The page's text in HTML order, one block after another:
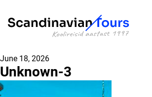
June 18, 2026
Unknown-3